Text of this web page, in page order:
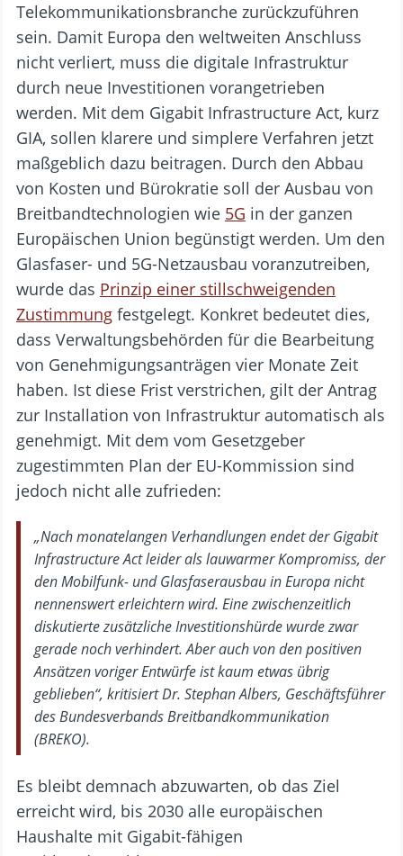
Telekommunikationsbranche zurückzuführen
sein. Damit Europa den weltweiten Anschluss
nicht verliert, muss die digitale Infrastruktur
durch neue Investitionen vorangetrieben
werden. Mit dem Gigabit Infrastructure Act, kurz
GIA, sollen klarere und simplere Verfahren jetzt
maßgeblich dazu beitragen. Durch den Abbau
von Kosten und Bürokratie soll der Ausbau von
Breitbandtechnologien wie 5G in der ganzen
Europäischen Union begünstigt werden. Um den
Glasfaser- und 5G-Netzausbau voranzutreiben,
wurde das Prinzip einer stillschweigenden
Zustimmung festgelegt. Konkret bedeutet dies,
dass Verwaltungsbehörden für die Bearbeitung
von Genehmigungsanträgen vier Monate Zeit
haben. Ist diese Frist verstrichen, gilt der Antrag
zur Installation von Infrastruktur automatisch als
genehmigt. Mit dem vom Gesetzgeber
zugestimmten Plan der EU-Kommission sind
jedoch nicht alle zufrieden:
„Nach monatelangen Verhandlungen endet der Gigabit
Infrastructure Act leider als lauwarmer Kompromiss, der
den Mobilfunk- und Glasfaserausbau in Europa nicht
nennenswert erleichtern wird. Eine zwischenzeitlich
diskutierte zusätzliche Investitionshürde wurde zwar
gerade noch verhindert. Aber auch von den positiven
Ansätzen voriger Entwürfe ist kaum etwas übrig
geblieben“, kritisiert Dr. Stephan Albers, Geschäftsführer
des Bundesverbands Breitbandkommunikation
(BREKO).
Es bleibt demnach abzuwarten, ob das Ziel
erreicht wird, bis 2030 alle europäischen
Haushalte mit Gigabit-fähigen